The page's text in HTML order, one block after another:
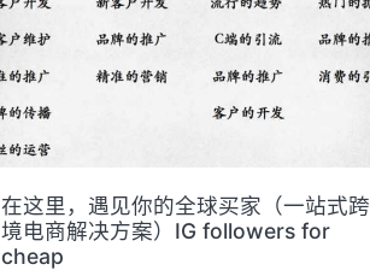
在这里，遇见你的全球买家（一站式跨
境电商解决方案）IG followers for
cheap